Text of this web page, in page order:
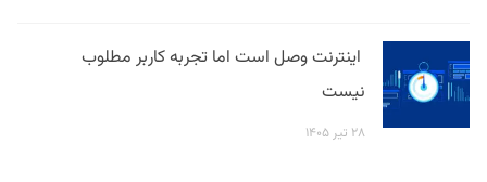
اینترنت وصل است اما تجربه کاربر مطلوب
نیست
۲۸ تیر ۱۴۰۵